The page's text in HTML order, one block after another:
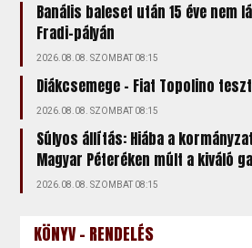
Banális baleset után 15 éve nem
Fradi-pályán
2026.08.08. SZOMBAT 08:15
Diákcsemege – Fiat Topolino
2026.08.08. SZOMBAT 08:15
Súlyos állítás: Hiába a
Magyar Péteréken múlt a kiváló
2026.08.08. SZOMBAT 08:15
KÖNYV - RENDELÉS